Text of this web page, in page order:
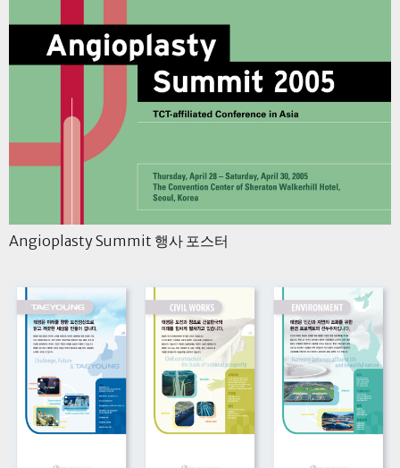
Angioplasty Summit 행사 포스터